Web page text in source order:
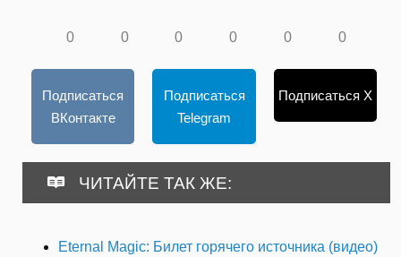
0 0 0 0 0 0
Подписаться
ВКонтакте
Подписаться
Telegram
Подписаться X
ЧИТАЙТЕ ТАК ЖЕ:
Eternal Magic: Билет горячего источника (видео)